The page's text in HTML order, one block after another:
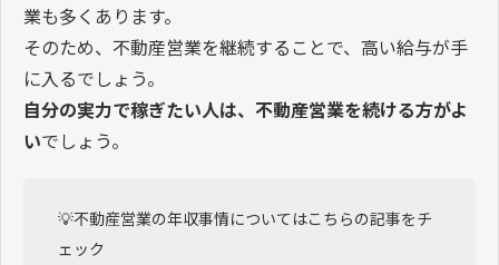
業も多くあります。
そのため、不動産営業を継続することで、高い給与が手
に入るでしょう。
自分の実力で稼ぎたい人は、不動産営業を続ける方がよ
いでしょう。
💡不動産営業の年収事情についてはこちらの記事をチ
ェック